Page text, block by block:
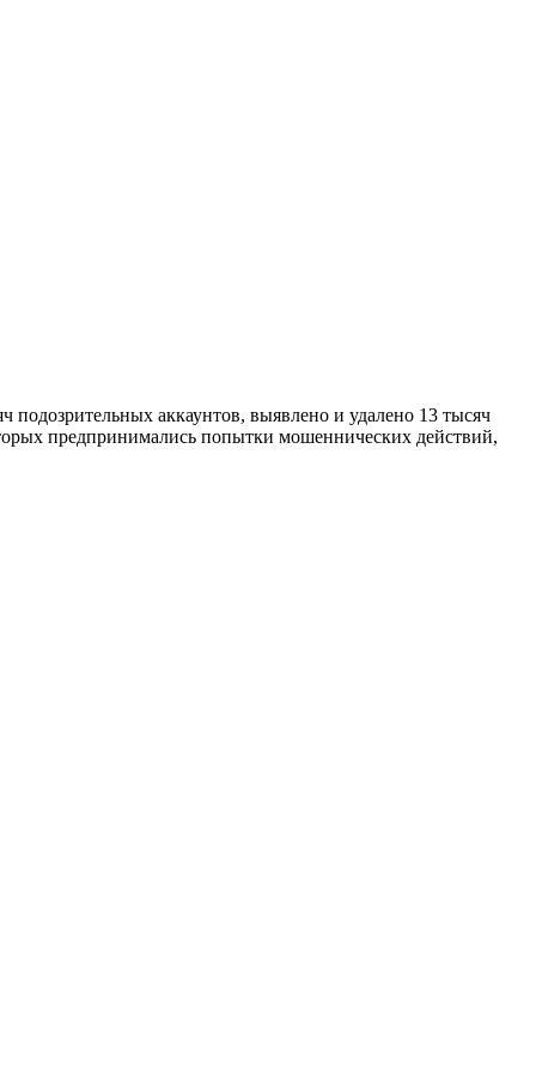
подозрительных аккаунтов, выявлено и удалено 13 тысяч
предпринимались попытки мошеннических действий,